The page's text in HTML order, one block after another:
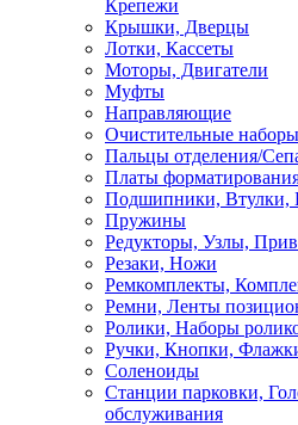
Крепежи
Крышки, Дверцы
Лотки, Кассеты
Моторы, Двигатели
Муфты
Направляющие
Очистительные наборы
Пальцы отделения/
Платы
Подшипники, Втулки,
Пружины
Редукторы, Узлы,
Резаки, Ножи
Ремкомплекты,
Ремни, Ленты
Ролики, Наборы
Ручки, Кнопки,
Соленоиды
Станции парковки,
обслуживания